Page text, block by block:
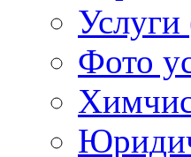
Услуги
Фото